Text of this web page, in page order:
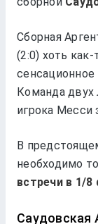
Сборная
(2:0) хоть как-
Команда двух
игрока Месси
В
необходимо
встречи в 1/8
Саудовская